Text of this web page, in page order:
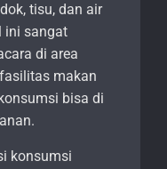
tisu, dan air
ini sangat
di area
makan
bisa di
konsumsi